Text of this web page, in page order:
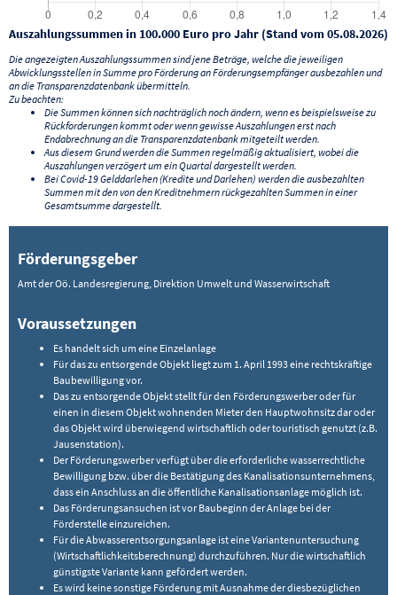
Auszahlungssummen in 100.000 Euro pro Jahr (Stand vom 05.08.2026)
Die angezeigten Auszahlungssummen sind jene Beträge, welche die jeweiligen
Abwicklungsstellen in Summe pro Förderung an Förderungsempfänger ausbezahlen und
an die Transparenzdatenbank übermitteln.
Zu beachten:
Die Summen können sich nachträglich noch ändern, wenn es beispielsweise zu
Rückforderungen kommt oder wenn gewisse Auszahlungen erst nach
Endabrechnung an die Transparenzdatenbank mitgeteilt werden.
Aus diesem Grund werden die Summen regelmäßig aktualisiert, wobei die
Auszahlungen verzögert um ein Quartal dargestellt werden.
Bei Covid-19 Gelddarlehen (Kredite und Darlehen) werden die ausbezahlten
Summen mit den von den Kreditnehmern rückgezahlten Summen in einer
Gesamtsumme dargestellt.
Förderungsgeber
Amt der Oö. Landesregierung, Direktion Umwelt und Wasserwirtschaft
Voraussetzungen
Es handelt sich um eine Einzelanlage
Für das zu entsorgende Objekt liegt zum 1. April 1993 eine rechtskräftige
Baubewilligung vor.
Das zu entsorgende Objekt stellt für den Förderungswerber oder für
einen in diesem Objekt wohnenden Mieter den Hauptwohnsitz dar oder
das Objekt wird überwiegend wirtschaftlich oder touristisch genutzt (z.B.
Jausenstation).
Der Förderungswerber verfügt über die erforderliche wasserrechtliche
Bewilligung bzw. über die Bestätigung des Kanalisationsunternehmens,
dass ein Anschluss an die öffentliche Kanalisationsanlage möglich ist.
Das Förderungsansuchen ist vor Baubeginn der Anlage bei der
Förderstelle einzureichen.
Für die Abwasserentsorgungsanlage ist eine Variantenuntersuchung
(Wirtschaftlichkeitsberechnung) durchzuführen. Nur die wirtschaftlich
günstigste Variante kann gefördert werden.
Es wird keine sonstige Förderung mit Ausnahme der diesbezüglichen